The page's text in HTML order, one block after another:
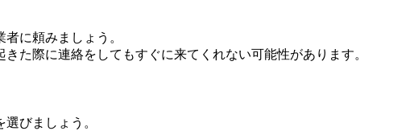
に頼みましょう。
た際に連絡をしてもすぐに来てくれない可能性があります。
びましょう。